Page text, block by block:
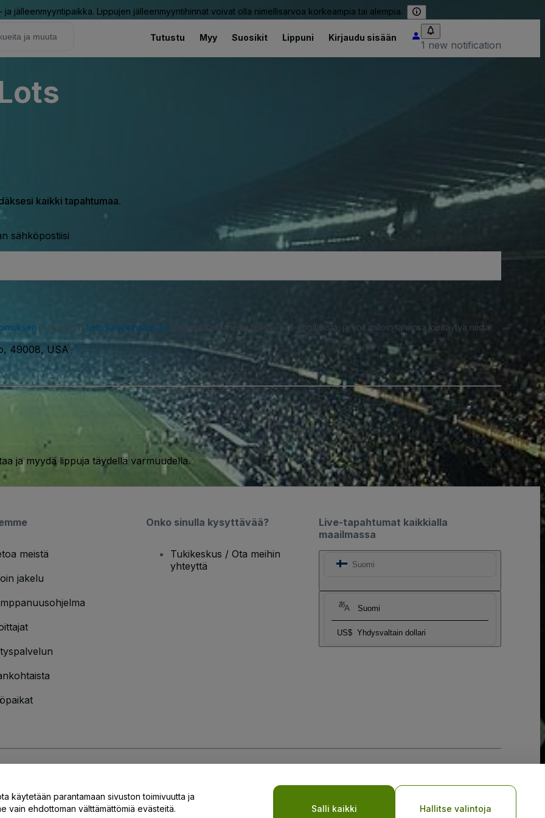
ja jälleenmyyntipaikka. Lippujen jälleenmyyntihinnat voivat olla nimellisarvoa korkeampia tai alempia.
Tutustu Myy Suosikit Lippuni Kirjaudu sisään
1 new notification
kaikki tapahtumaa.
sähköpostiisi
ja hyväksyt tietosuojakäytännön . Saatat saada meiltä tekstiviesti-ilmoituksia, ja voit milloin tahansa kieltäytyä niistä.
49008, USA
ja myydä lippuja täydellä varmuudella.
Live-tapahtumat kaikkialla
maailmassa
Suomi
Suomi
US$ Yhdysvaltain dollari
meistä
jakelu
Onko sinulla kysyttävää?
Tukikeskus / Ota meihin
yhteyttä
käytetään parantamaan sivuston toimivuutta ja
vain ehdottoman välttämättömiä evästeitä.
Salli kaikki Hallitse valintoja